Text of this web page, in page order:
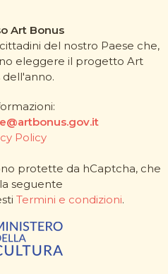
Art Bonus
del nostro Paese che,
eleggere il progetto Art
dell'anno.
Policy
protette da hCaptcha, che
seguente
Termini e condizioni.